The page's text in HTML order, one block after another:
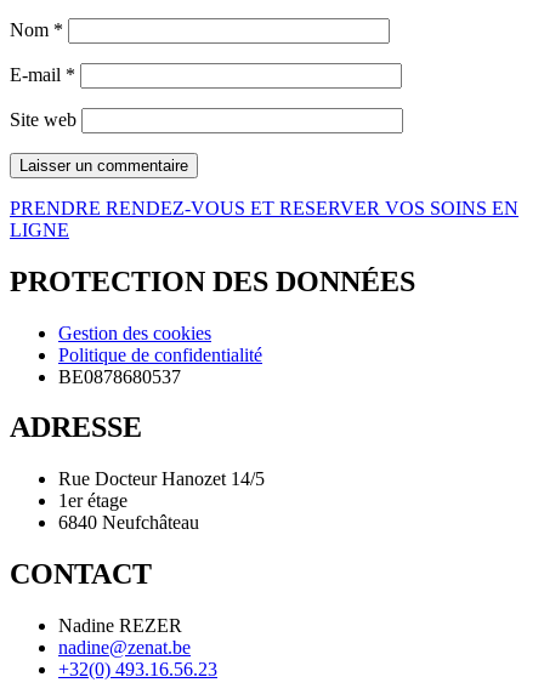
Nom *
E-mail *
Site web
PRENDRE RENDEZ-VOUS ET RESERVER VOS SOINS EN
LIGNE
PROTECTION DES DONNÉES
Gestion des cookies
Politique de confidentialité
BE0878680537
ADRESSE
Rue Docteur Hanozet 14/5
1er étage
6840 Neufchâteau
CONTACT
Nadine REZER
nadine@zenat.be
+32(0) 493.16.56.23